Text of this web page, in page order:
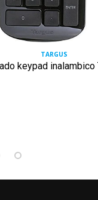
TARGUS
keypad inalambico